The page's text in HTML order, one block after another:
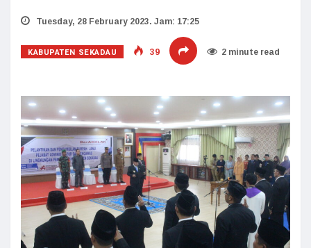
Tuesday, 28 February 2023. Jam: 17:25
KABUPATEN SEKADAU 39 2 minute read